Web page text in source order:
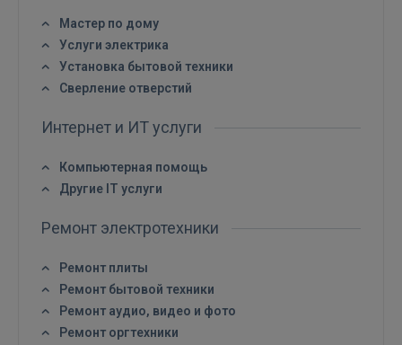
Мастер по дому
Услуги электрика
Установка бытовой техники
Сверление отверстий
Интернет и ИТ услуги
Компьютерная помощь
Другие IT услуги
Ремонт электротехники
Ремонт плиты
Ремонт бытовой техники
Ремонт аудио, видео и фото
Ремонт оргтехники